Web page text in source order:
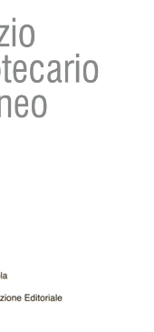
Teresah, Giovanni
Tombari,
a un elevato
conoscenza
a un più
la salvaguardia
in ideale
Biblioteca di
letteraria e